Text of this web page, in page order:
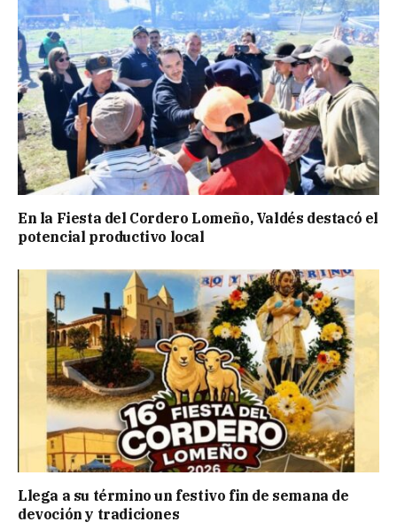
En la Fiesta del Cordero Lomeño, Valdés destacó el
potencial productivo local
Llega a su término un festivo fin de semana de
devoción y tradiciones